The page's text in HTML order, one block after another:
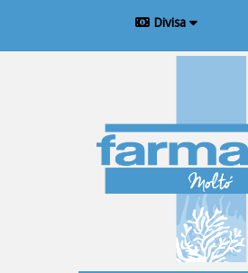
Divisa